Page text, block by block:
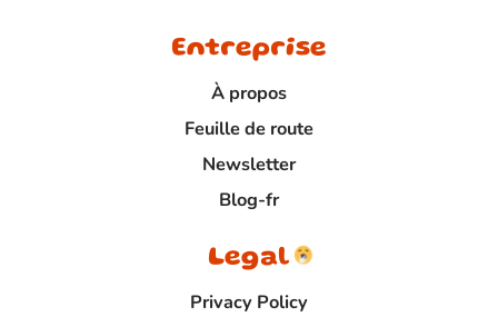
Entreprise
À propos
Feuille de route
Newsletter
Blog-fr
Legal
Privacy Policy